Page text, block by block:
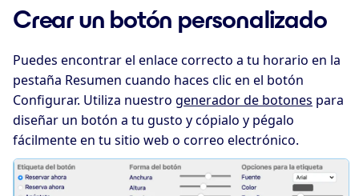
Crear un botón personalizado
Puedes encontrar el enlace correcto a tu horario en la
pestaña Resumen cuando haces clic en el botón
Configurar. Utiliza nuestro generador de botones para
diseñar un botón a tu gusto y cópialo y pégalo
fácilmente en tu sitio web o correo electrónico.